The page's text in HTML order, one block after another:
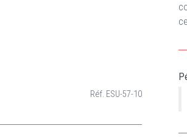
Réf. ESU-57-10